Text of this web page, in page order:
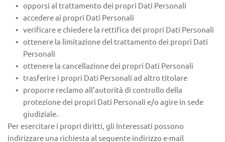
opporsi al trattamento dei propri Dati Personali
accedere ai propri Dati Personali
verificare e chiedere la rettifica dei propri Dati Personali
ottenere la limitazione del trattamento dei propri Dati
Personali
ottenere la cancellazione dei propri Dati Personali
trasferire i propri Dati Personali ad altro titolare
proporre reclamo all’autorità di controllo della
protezione dei propri Dati Personali e/o agire in sede
giudiziale.
Per esercitare i propri diritti, gli Interessati possono
indirizzare una richiesta al seguente indirizzo e-mail